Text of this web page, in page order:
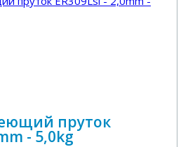
пруток
- 5,0kg